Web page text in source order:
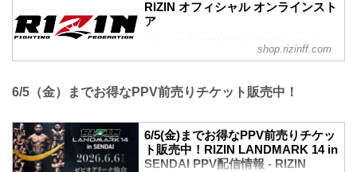
酒井リョウ vs. 貴賢神
第5試合／“ブラックパンサー”ベイノア
の際はグッズ販売ブースへ立ち寄ろう！
販売日時
2026年6月6日（土）9:00〜
※チケットがなくてもご購入いただけま
会場
JR「長町駅」東口：徒歩 約5分
地下鉄南北線「長町駅」北1出口：徒歩
約5分
※会場には駐車場がございません。公共
RIZIN オフィシャル オンラインスト
ア
日本の総合格闘技団体「RIZIN（ライジ
ン）」の公式グッズ販売店。大会やイベ
う。
shop.rizinff.com
6/5（金）までお得なPPV前売りチケット販売中！
6/5(金)までお得なPPV前売りチケッ
ト販売中！RIZIN LANDMARK 14 in
SENDAI PPV配信情報 - RIZIN